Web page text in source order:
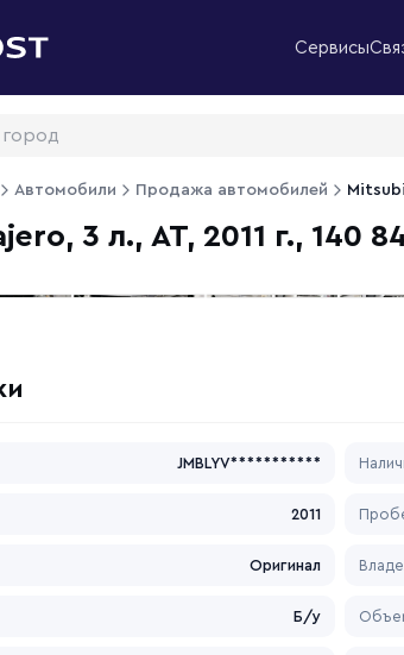
Сервисы
Автомобили Продажа автомобилей
3 л., АТ, 2011 г., 140
JMBLYV***********
2011
Оригинал
Б/у